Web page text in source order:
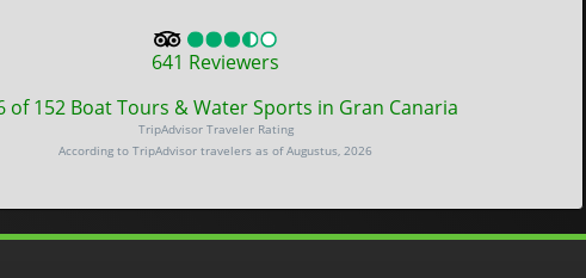
641 Reviewers
of 152 Boat Tours & Water Sports in Gran Canaria
TripAdvisor Traveler Rating
According to TripAdvisor travelers as of Augustus, 2026